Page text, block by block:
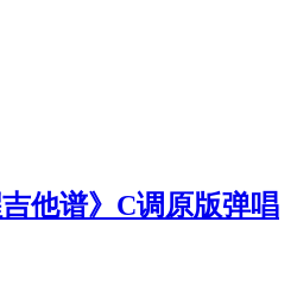
他谱》C调原版弹唱